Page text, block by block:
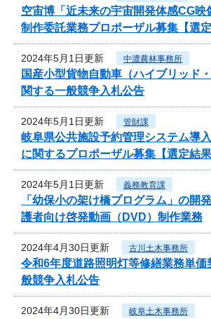
空宙博「近未来の宇宙開発体感CG映
制作委託業務プロポーザル募集【選定
2024年5月1日更新 中濃農林事務所
国産小型貨物自動車（ハイブリッド
関する一般競争入札公告
2024年5月1日更新 管財課
岐阜県公共施設予約管理システム導
に関するプロポーザル募集【選定結果
2024年5月1日更新 義務教育課
「幼保小の架け橋プログラム」の開
護者向け啓発動画（DVD）制作業務
2024年4月30日更新 古川土木事務所
令和6年度道路照明灯等修繕業務単価
般競争入札公告
2024年4月30日更新 岐阜土木事務所